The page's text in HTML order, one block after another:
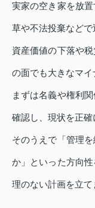
実家の空き家を放
草や不法投棄などで
資産価値の下落や
の面でも大きなマイ
まずは名義や権利
確認し、現状を正確
そのうえで「管理
か」といった方向
理のない計画を立て